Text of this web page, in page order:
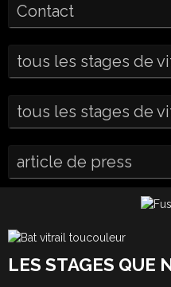
Contact
tous les stages de
tous les stages de
article de press
LES STAGES QUE